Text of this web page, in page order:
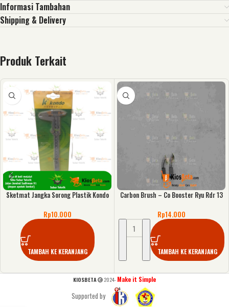
Informasi Tambahan
Shipping & Delivery
Produk Terkait
Sketmat Jangka Sorong Plastik Kondo
Rp10.000
TAMBAH KE KERANJANG
Carbon Brush – Co Booster Ryu Rdr 13
Rp14.000
TAMBAH KE KERANJANG
KIOSBETA 2024- Make it Simple
Supported by